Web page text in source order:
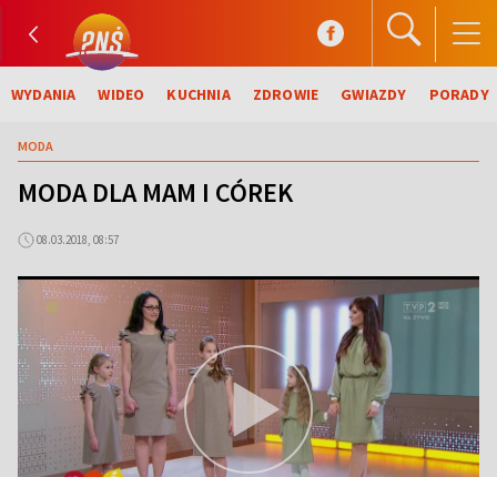
WYDANIA WIDEO KUCHNIA ZDROWIE GWIAZDY PORADY
MODA
MODA DLA MAM I CÓREK
08.03.2018, 08:57